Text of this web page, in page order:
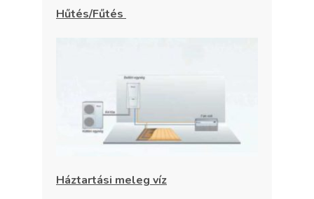
Hűtés/Fűtés
Háztartási meleg víz